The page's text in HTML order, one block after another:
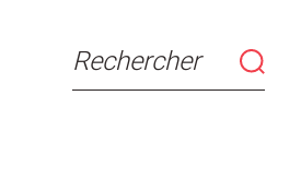
Rechercher